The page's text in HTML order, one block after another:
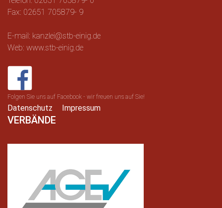
Fax: 02651 705879- 9
E-mail: kanzlei@stb-einig.de
Web: www.stb-einig.de
Folgen Sie uns auf Facebook - wir freuen uns auf Sie!
Datenschutz Impressum
VERBÄNDE